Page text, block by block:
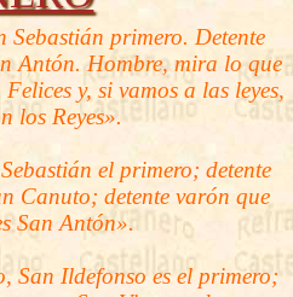
Sebastián primero. Detente
Antón. Hombre, mira lo que
y, si vamos a las leyes,
los Reyes».
el primero; detente
Canuto; detente varón que
San Antón».
San Ildefonso es el primero;